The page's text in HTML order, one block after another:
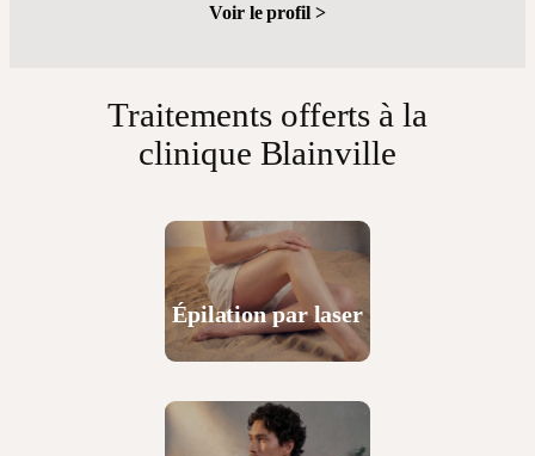
Voir le profil >
Traitements offerts à la
clinique Blainville
Épilation par laser